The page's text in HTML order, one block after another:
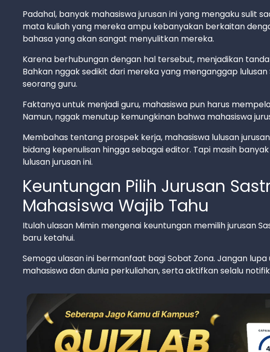
Padahal, banyak mahasiswa jurusan ini yang mengaku sulit
mata kuliah yang mereka ampu kebanyakan berkaitan
bahasa yang akan sangat menyulitkan mereka.
Karena berhubungan dengan hal tersebut, menjadikan
Bahkan nggak sedikit dari mereka yang menganggap
seorang guru.
Faktanya untuk menjadi guru, mahasiswa pun harus
Namun, nggak menutup kemungkinan bahwa mahasiswa
Membahas tentang prospek kerja, mahasiswa lulusan
bidang kepenulisan hingga sebagai editor. Tapi masih
lulusan jurusan ini.
Keuntungan Pilih Jurusan
Mahasiswa Wajib Tahu
Itulah ulasan Mimin mengenai keuntungan memilih jurusan
baru ketahui.
Semoga ulasan ini bermanfaat bagi Sobat Zona. Jangan
mahasiswa dan dunia perkuliahan, serta aktifkan selalu